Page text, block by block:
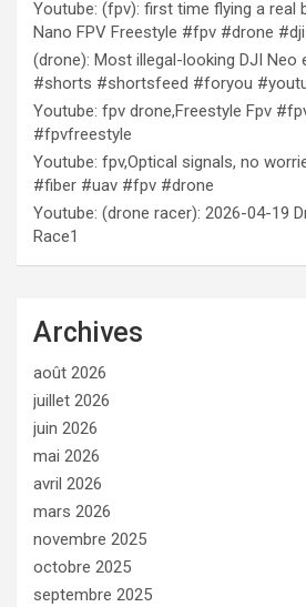
Youtube: (fpv): first time flying a real
Nano FPV Freestyle #fpv #drone #dji
(drone): Most illegal-looking DJI
#shorts #shortsfeed #foryou
Youtube: fpv drone,Freestyle Fpv
#fpvfreestyle
Youtube: fpv,Optical signals, no
#fiber #uav #fpv #drone
Youtube: (drone racer): 2026-04-19
Race1
Archives
août 2026
juillet 2026
juin 2026
mai 2026
avril 2026
mars 2026
novembre 2025
octobre 2025
septembre 2025